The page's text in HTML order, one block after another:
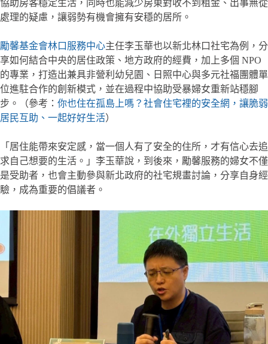
協助房客穩定生活，同時也能減少房東對收不到租金、出事無從
處理的疑慮，讓弱勢有機會擁有安穩的居所。
勵馨基金會林口服務中心主任李玉華也以新北林口社宅為例，分
享如何結合中央的居住政策、地方政府的經費，加上多個 NPO
的專業，打造出兼具非營利幼兒園、日照中心與多元社福團體單
位進駐合作的創新模式，並在過程中協助受暴婦女重新站穩腳
步。（參考： 你也住在孤島上嗎？社會住宅裡的安全網，讓脆弱
居民互助、一起好好生活）
「居住能帶來安定感，當一個人有了安全的住所，才有信心去追
求自己想要的生活。」李玉華說，到後來，勵馨服務的婦女不僅
是受助者，也會主動參與新北政府的社宅規畫討論，分享自身經
驗，成為重要的倡議者。